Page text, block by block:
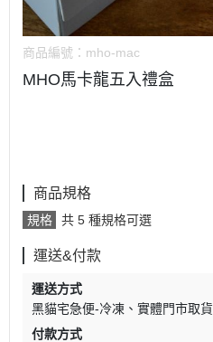
商品編號： mho-mac
MHO馬卡龍五入禮盒
商品規格
規格 共 5 種規格可選
運送&付款
運送方式
黑貓宅急便-冷凍
實體門市取貨
付款方式